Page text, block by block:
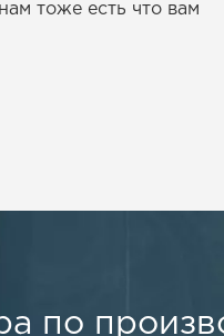
тоже есть что вам
по